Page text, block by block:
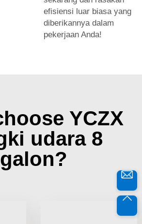
efisiensi luar biasa yang
diberikannya dalam
pekerjaan Anda!
YCZX
udara 8
galon?